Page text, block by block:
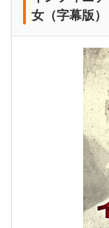
女（字幕版）